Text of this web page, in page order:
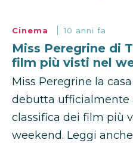
Cinema 10 anni fa
Miss Peregrine di
film più visti nel
Miss Peregrine la
debutta ufficialmente
classifica dei film più
weekend. Leggi anche